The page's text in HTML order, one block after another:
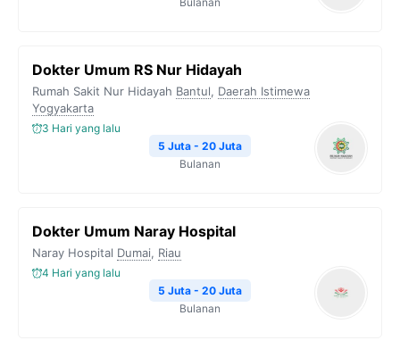
Dokter Umum RS Nur Hidayah
Rumah Sakit Nur Hidayah Bantul, Daerah Istimewa
Yogyakarta
3 Hari yang lalu
5 Juta - 20 Juta
Bulanan
Dokter Umum Naray Hospital
Naray Hospital Dumai, Riau
4 Hari yang lalu
5 Juta - 20 Juta
Bulanan